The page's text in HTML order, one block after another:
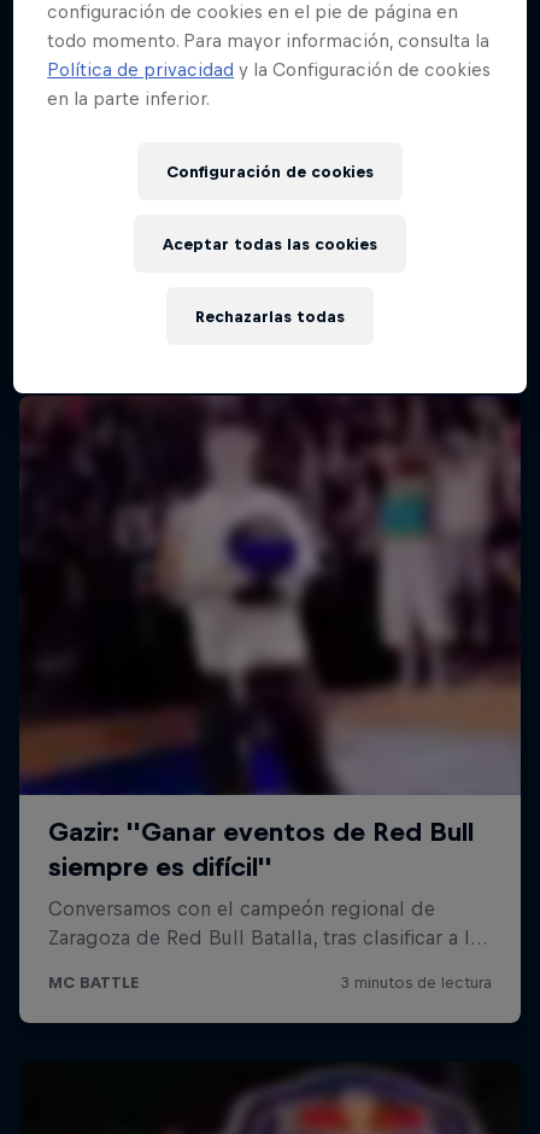
Red Bull Batalla Final Torneo de Plazas
configuración de cookies en el pie de página en
todo momento. Para mayor información, consulta la
Política de privacidad y la Configuración de cookies
en la parte inferior.
Configuración de cookies
Rechazarlas todas
Aceptar todas las cookies